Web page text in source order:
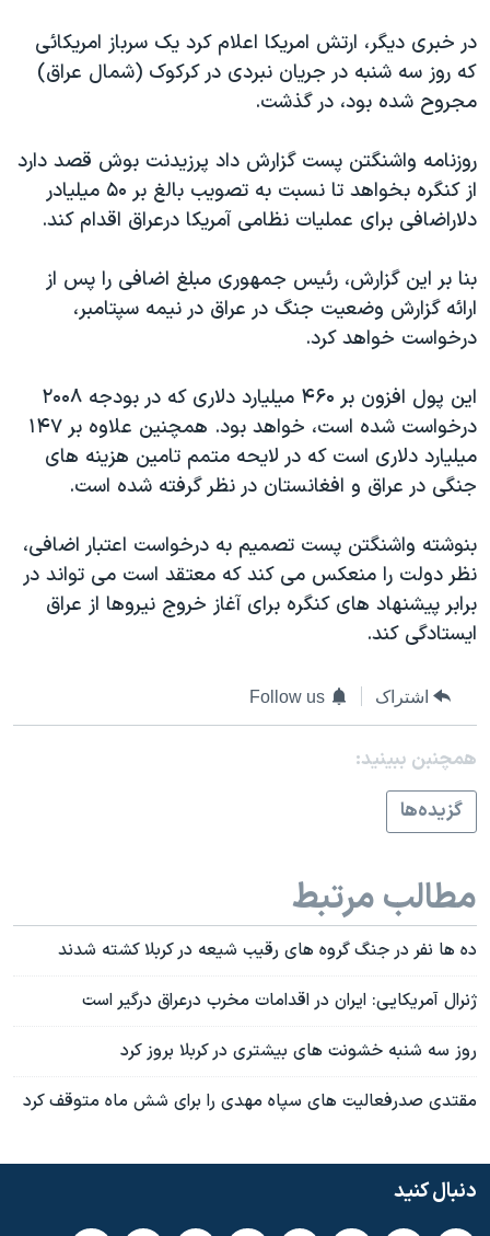
تریبونال مردمی آبان ۹۸
دادگاه حمید نوری
قانون شفافیت دارائی کادر رهبری ایران
اعتراضات مردمی آبان ۹۸
نرگس محمدی برنده جایزه نوبل صلح
همایش محافظه‌کاران آمریکا «سی‌پک»
سفر پرزیدنت ترامپ به چین
در خبری دیگر، ارتش امریکا اعلام کرد یک سرباز امریکائی
که روز سه شنبه در جریان نبردی در کرکوک (شمال عراق)
مجروح شده بود، در گذشت.
روزنامه واشنگتن پست گزارش داد پرزیدنت بوش قصد دارد
از کنگره بخواهد تا نسبت به تصويب بالغ بر ۵۰ میلیادر
دلاراضافی برای عملیات نظامی آمریکا درعراق اقدام کند.
بنا بر این گزارش، رئیس جمهوری مبلغ اضافی را پس از
ارائه گزارش وضعیت جنگ در عراق در نیمه سپتامبر،
درخواست خواهد کرد.
این پول افزون بر ۴۶۰ میلیارد دلاری که در بودجه ۲۰۰۸
درخواست شده است، خواهد بود. همچنین علاوه بر ۱۴۷
میلیارد دلاری است که در لایحه متمم تامین هزینه های
جنگی در عراق و افغانستان در نظر گرفته شده است.
بنوشته واشنگتن پست تصمیم به درخواست اعتبار اضافی،
نظر دولت را منعکس می کند که معتقد است می تواند در
برابر پیشنهاد های کنگره برای آغاز خروج نیروها از عراق
ایستادگی کند.
اشتراک Follow us
همچنبن ببینید:
گزيده‌ها
مطالب مرتبط
ده ها نفر در جنگ گروه های رقيب شيعه در کربلا کشته شدند
ژنرال آمريکايی: ايران در اقدامات مخرب درعراق درگير است
روز سه شنبه خشونت های بيشتری در کربلا بروز کرد
مقتدی صدرفعالیت های سپاه مهدی را برای شش ماه متوقف کرد
دنبال کنید